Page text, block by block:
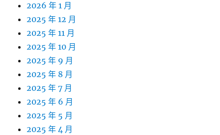
2026 年 1 月
2025 年 12 月
2025 年 11 月
2025 年 10 月
2025 年 9 月
2025 年 8 月
2025 年 7 月
2025 年 6 月
2025 年 5 月
2025 年 4 月